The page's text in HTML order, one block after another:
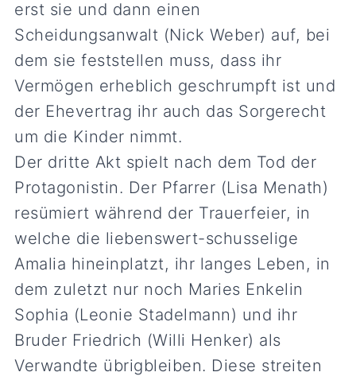
erst sie und dann einen
Scheidungsanwalt (Nick Weber) auf, bei
dem sie feststellen muss, dass ihr
Vermögen erheblich geschrumpft ist und
der Ehevertrag ihr auch das Sorgerecht
um die Kinder nimmt.
Der dritte Akt spielt nach dem Tod der
Protagonistin. Der Pfarrer (Lisa Menath)
resümiert während der Trauerfeier, in
welche die liebenswert-schusselige
Amalia hineinplatzt, ihr langes Leben, in
dem zuletzt nur noch Maries Enkelin
Sophia (Leonie Stadelmann) und ihr
Bruder Friedrich (Willi Henker) als
Verwandte übrigbleiben. Diese streiten